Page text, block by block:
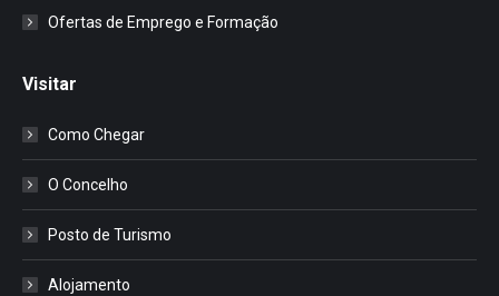
Ofertas de Emprego e Formação
Visitar
Como Chegar
O Concelho
Posto de Turismo
Alojamento